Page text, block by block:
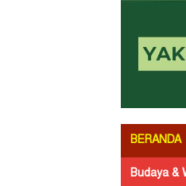
BERANDA
Budaya &